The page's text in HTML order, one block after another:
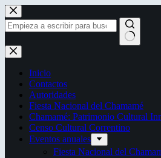
Saltar
al
contenido
Sin
resultados
Inicio
Contactos
Autoridades
Fiesta Nacional del Chamamé
Chamamé: Patrimonio Cultural
Censo Cultural Correntino
Eventos anuales
Fiesta Nacional del